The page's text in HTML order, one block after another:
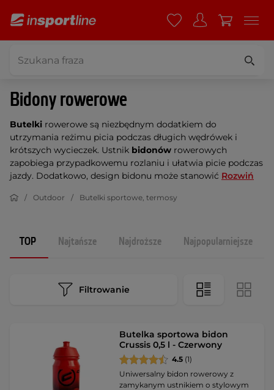
Bidony rowerowe
Butelki rowerowe są niezbędnym dodatkiem do
utrzymania reżimu picia podczas długich wędrówek i
krótszych wycieczek. Ustnik bidonów rowerowych
zapobiega przypadkowemu rozlaniu i ułatwia picie podczas
jazdy. Dodatkowo, design bidonu może stanowić Rozwiń
Outdoor Butelki sportowe, termosy
TOP Najtańsze Najdroższe Najpopularniejsze
Filtrowanie
Butelka sportowa bidon
Crussis 0,5 l - Czerwony
4.5 (1)
Uniwersalny bidon rowerowy z
zamykanym ustnikiem o stylowym